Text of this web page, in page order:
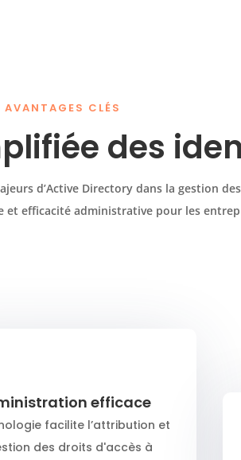
AVANTAGES CLÉS
des
d’Active Directory dans la gestion
et efficacité administrative pour les
efficace
facilite l’attribution et
des droits d'accès à